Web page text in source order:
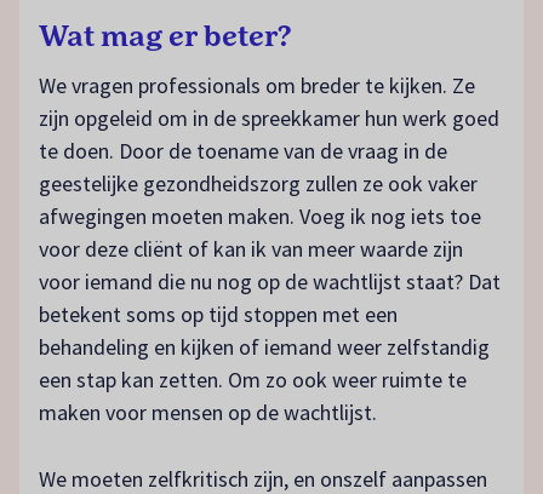
Wat mag er beter?
We vragen professionals om breder te kijken. Ze
zijn opgeleid om in de spreekkamer hun werk goed
te doen. Door de toename van de vraag in de
geestelijke gezondheidszorg zullen ze ook vaker
afwegingen moeten maken. Voeg ik nog iets toe
voor deze cliënt of kan ik van meer waarde zijn
voor iemand die nu nog op de wachtlijst staat? Dat
betekent soms op tijd stoppen met een
behandeling en kijken of iemand weer zelfstandig
een stap kan zetten. Om zo ook weer ruimte te
maken voor mensen op de wachtlijst.
We moeten zelfkritisch zijn, en onszelf aanpassen